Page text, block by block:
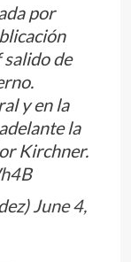
por
de
y en la
la
Kirchner.
June 4,